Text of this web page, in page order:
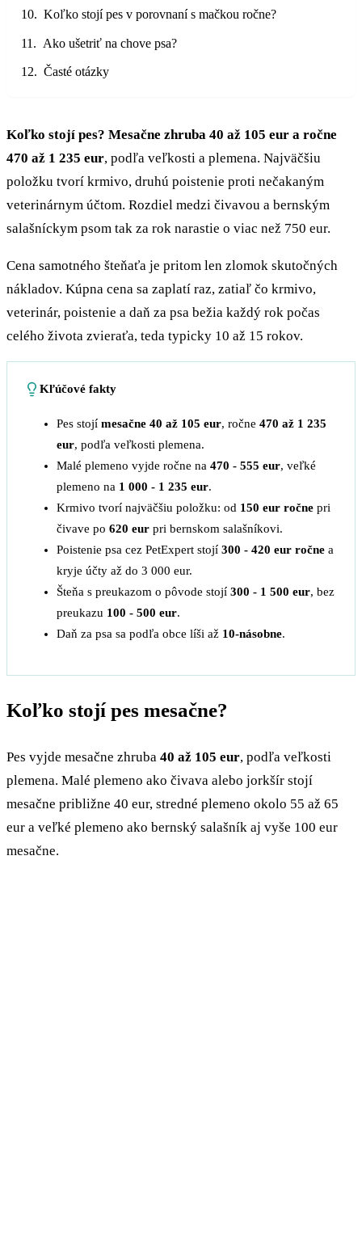
Koľko stojí pes v porovnaní s mačkou ročne?
Ako ušetriť na chove psa?
Časté otázky
Koľko stojí pes? Mesačne zhruba 40 až 105 eur a ročne
470 až 1 235 eur, podľa veľkosti a plemena. Najväčšiu
položku tvorí krmivo, druhú poistenie proti nečakaným
veterinárnym účtom. Rozdiel medzi čivavou a bernským
salašníckym psom tak za rok narastie o viac než 750 eur.
Cena samotného šteňaťa je pritom len zlomok skutočných
nákladov. Kúpna cena sa zaplatí raz, zatiaľ čo krmivo,
veterinár, poistenie a daň za psa bežia každý rok počas
celého života zvieraťa, teda typicky 10 až 15 rokov.
Kľúčové fakty
Pes stojímesačne 40 až 105 eur, ročne470 až 1 235
eur, podľa veľkosti plemena.
Malé plemeno vyjde ročne na470 - 555 eur, veľké
plemeno na 1 000 - 1 235 eur.
Krmivo tvorí najväčšiu položku: od 150 eur ročne pri
čivave po620 eur pri bernskom salašníkovi.
Poistenie psa cez PetExpert stojí300 - 420 eur ročne a
kryje účty až do 3 000 eur.
Šteňa s preukazom o pôvode stojí300 - 1 500 eur, bez
preukazu 100 - 500 eur.
Daň za psa sa podľa obce líši až 10-násobne.
Koľko stojí pes mesačne?
Pes vyjde mesačne zhruba 40 až 105 eur, podľa veľkosti
plemena. Malé plemeno ako čivava alebo jorkšír stojí
mesačne približne 40 eur, stredné plemeno okolo 55 až 65
eur a veľké plemeno ako bernský salašník aj vyše 100 eur
mesačne.